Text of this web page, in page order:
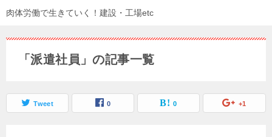
肉体労働で生きていく！建設・工場etc
「派遣社員」の記事一覧
Tweet 0 0 +1